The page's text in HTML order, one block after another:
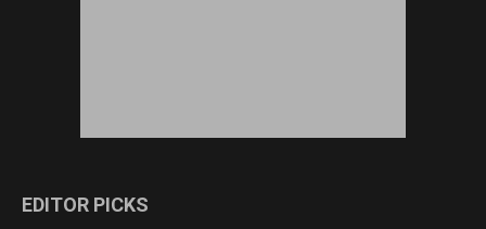
EDITOR PICKS